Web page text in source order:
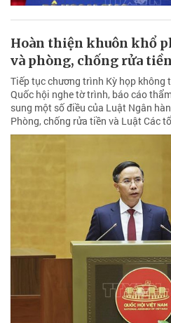
Hoàn thiện khuôn khổ
và phòng, chống rửa tiền
Tiếp tục chương trình Kỳ họp không
Quốc hội nghe tờ trình, báo cáo
sung một số điều của Luật Ngân
Phòng, chống rửa tiền và Luật Các